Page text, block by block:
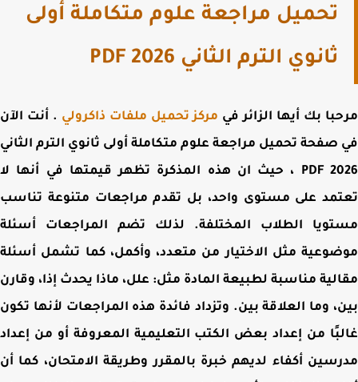
تحميل مراجعة علوم متكاملة أولى
ثانوي الترم الثاني PDF 2026
بك أيها الزائر فيمركز تحميل ملفات ذاكرولي. أنت الآن
صفحةتحميل مراجعة علوم متكاملة أولى ثانوي الترم الثاني
PDF 2026 ، حيث ان هذه المذكرة تظهر قيمتها في أنها لا
على مستوى واحد، بل تقدم مراجعات متنوعة تناسب
الطلاب المختلفة. لذلك تضم المراجعات أسئلة
مثل الاختيار من متعدد، وأكمل، كما تشمل أسئلة
مناسبة لطبيعة المادة مثل: علل، ماذا يحدث إذا، وقارن
وما العلاقة بين. وتزداد فائدة هذه المراجعات لأنها تكون
من إعداد بعض الكتب التعليمية المعروفة أو من إعداد
أكفاء لديهم خبرة بالمقرر وطريقة الامتحان، كما أن